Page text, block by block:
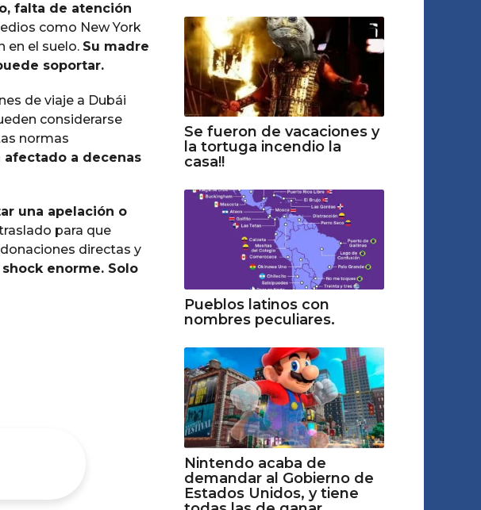
falta de atención
como New York
en el suelo. Su madre
soportar.
de viaje a Dubái
considerarse
normas
afectado a decenas
una apelación o
para que
directas y
enorme. Solo
Se fueron de vacaciones y
la tortuga incendio la
casa!!
Pueblos latinos con
nombres peculiares.
Nintendo acaba de
demandar al Gobierno de
Estados Unidos, y tiene